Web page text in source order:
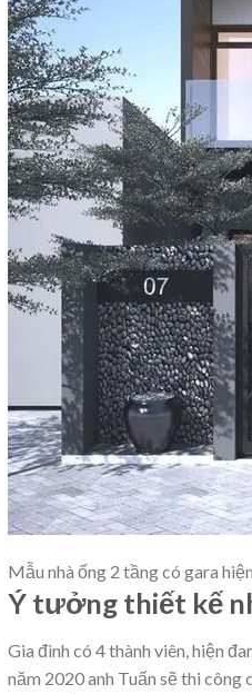
Mẫu nhà ống 2 tầng có gara
Ý tưởng thiết kế
Gia đình có 4 thành viên, hiện
năm 2020 anh Tuấn sẽ thi